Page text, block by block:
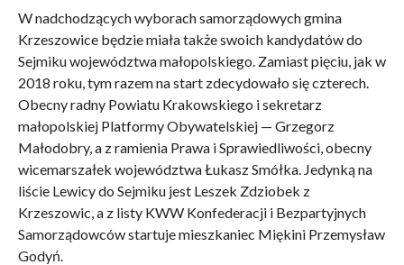
W nadchodzących wyborach samorządowych gmina
Krzeszowice będzie miała także swoich kandydatów do
Sejmiku województwa małopolskiego. Zamiast pięciu, jak w
2018 roku, tym razem na start zdecydowało się czterech.
Obecny radny Powiatu Krakowskiego i sekretarz
małopolskiej Platformy Obywatelskiej — Grzegorz
Małodobry, a z ramienia Prawa i Sprawiedliwości, obecny
wicemarszałek województwa Łukasz Smółka. Jedynką na
liście Lewicy do Sejmiku jest Leszek Zdziobek z
Krzeszowic, a z listy KWW Konfederacji i Bezpartyjnych
Samorządowców startuje mieszkaniec Miękini Przemysław
Godyń.